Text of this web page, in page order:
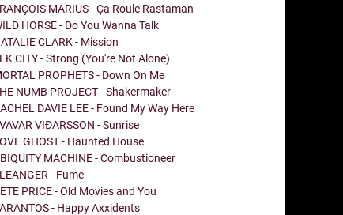
MARIUS - Ça Roule Rastaman
HORSE - Do You Wanna Talk
CLARK - Mission
CITY - Strong (You're Not Alone)
PROPHETS - Down On Me
NUMB PROJECT - Shakermaker
DAVIE LEE - Found My Way Here
VIÐARSSON - Sunrise
GHOST - Haunted House
MACHINE - Combustioneer
- Fume
PRICE - Old Movies and You
- Happy Axxidents